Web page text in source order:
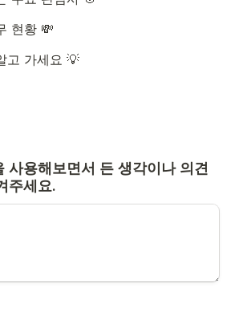
사용해보면서 든 생각이나 의견
주세요.